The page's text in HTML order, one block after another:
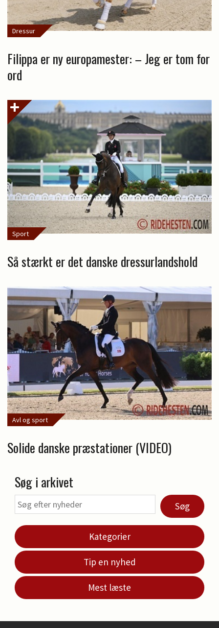
Dressur
Filippa er ny europamester: – Jeg er tom for
ord
Sport
Så stærkt er det danske dressurlandshold
Avl og sport
Solide danske præstationer (VIDEO)
Søg i arkivet
Søg
Kategorier
Tip en nyhed
Mest læste